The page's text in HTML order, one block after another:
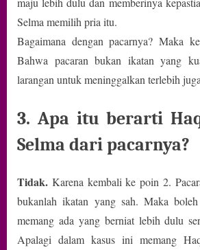
Selma memilih pria itu.
Bagaimana dengan pacarnya? Maka
Bahwa pacaran bukan ikatan yang
larangan untuk meninggalkan terlebih
3. Apa itu berarti
Selma dari pacarnya?
Tidak. Karena kembali ke poin 2.
bukanlah ikatan yang sah. Maka
memang ada yang berniat lebih dulu
Apalagi dalam kasus ini memang